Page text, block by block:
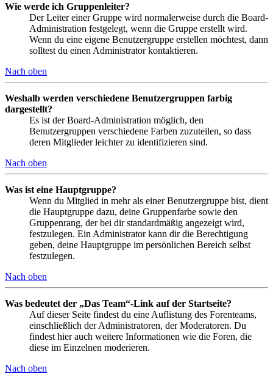
Wie werde ich Gruppenleiter?
Der Leiter einer Gruppe wird normalerweise durch die Board-
Administration festgelegt, wenn die Gruppe erstellt wird.
Wenn du eine eigene Benutzergruppe erstellen möchtest, dann
solltest du einen Administrator kontaktieren.
Nach oben
Weshalb werden verschiedene Benutzergruppen farbig
dargestellt?
Es ist der Board-Administration möglich, den
Benutzergruppen verschiedene Farben zuzuteilen, so dass
deren Mitglieder leichter zu identifizieren sind.
Nach oben
Was ist eine Hauptgruppe?
Wenn du Mitglied in mehr als einer Benutzergruppe bist, dient
die Hauptgruppe dazu, deine Gruppenfarbe sowie den
Gruppenrang, der bei dir standardmäßig angezeigt wird,
festzulegen. Ein Administrator kann dir die Berechtigung
geben, deine Hauptgruppe im persönlichen Bereich selbst
festzulegen.
Nach oben
Was bedeutet der „Das Team“-Link auf der Startseite?
Auf dieser Seite findest du eine Auflistung des Forenteams,
einschließlich der Administratoren, der Moderatoren. Du
findest hier auch weitere Informationen wie die Foren, die
diese im Einzelnen moderieren.
Nach oben